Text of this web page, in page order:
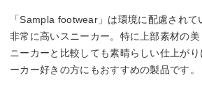
「Sampla footwear」は環境に配慮されて
非常に高いスニーカー。特に上部素材の
ニーカーと比較しても素晴らしい仕上が
ーカー好きの方にもおすすめの製品です。